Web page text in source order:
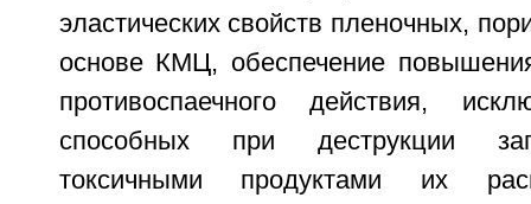
эластических свойств пленочных,
основе КМЦ, обеспечение
противоспаечного действия,
способных при деструкции
токсичными продуктами их